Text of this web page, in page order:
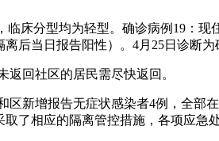
床分型均为轻型。确诊病例19：
后当日报告阳性）。4月25日诊断为
返回社区的居民需尽快返回。
区新增报告无症状感染者4例，全
了相应的隔离管控措施，各项应急